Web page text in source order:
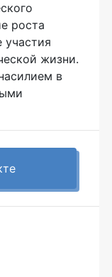
роста
участия
жизни.
в